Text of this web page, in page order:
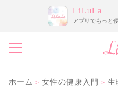
LiLuLa
アプリでもっと
ホーム > 女性の健康入門 > 生